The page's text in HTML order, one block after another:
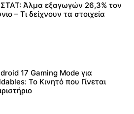
Άλμα εξαγωγών 26,3% τον
– Τι δείχνουν τα στοιχεία
17 Gaming Mode για
Το Κινητό που Γίνεται